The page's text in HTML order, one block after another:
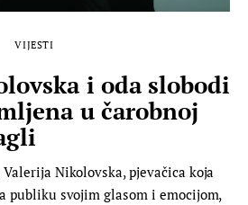
VIJESTI
i oda slobodi
u čarobnoj
Nikolovska, pjevačica koja
publiku svojim glasom i emocijom,